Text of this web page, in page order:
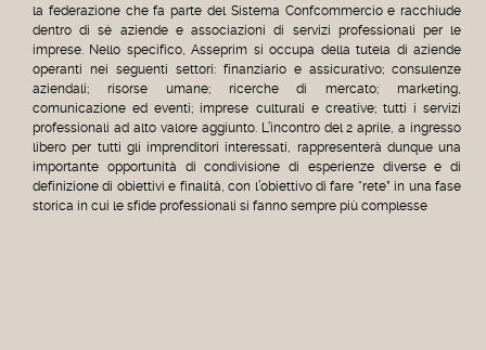
la federazione che fa parte del Sistema Confcommercio e racchiude
dentro di sé aziende e associazioni di servizi professionali per le
imprese. Nello specifico, Asseprim si occupa della tutela di aziende
operanti nei seguenti settori: finanziario e assicurativo; consulenze
aziendali; risorse umane; ricerche di mercato; marketing,
comunicazione ed eventi; imprese culturali e creative; tutti i servizi
professionali ad alto valore aggiunto. L’incontro del 2 aprile, a ingresso
libero per tutti gli imprenditori interessati, rappresenterà dunque una
importante opportunità di condivisione di esperienze diverse e di
definizione di obiettivi e finalità, con l’obiettivo di fare “rete” in una fase
storica in cui le sfide professionali si fanno sempre più complesse